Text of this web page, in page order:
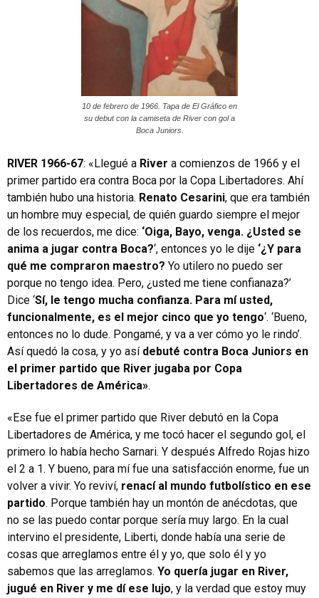
10 de febrero de 1966. Tapa de El Gráfico en
su debut con la camiseta de River con gol a
Boca Juniors.
RIVER 1966-67: «Llegué a River a comienzos de 1966 y el
primer partido era contra Boca por la Copa Libertadores. Ahí
también hubo una historia. Renato Cesarini, que era también
un hombre muy especial, de quién guardo siempre el mejor
de los recuerdos, me dice: ‘Oiga, Bayo, venga. ¿Usted se
anima a jugar contra Boca?‘, entonces yo le dije ‘¿Y para
qué me compraron maestro? Yo utilero no puedo ser
porque no tengo idea. Pero, ¿usted me tiene confianaza?’
Dice ‘Sí, le tengo mucha confianza. Para mí usted,
funcionalmente, es el mejor cinco que yo tengo‘. ‘Bueno,
entonces no lo dude. Pongamé, y va a ver cómo yo le rindo’.
Así quedó la cosa, y yo así debuté contra Boca Juniors en
el primer partido que River jugaba por Copa
Libertadores de América».
«Ese fue el primer partido que River debutó en la Copa
Libertadores de América, y me tocó hacer el segundo gol, el
primero lo había hecho Sarnari. Y después Alfredo Rojas hizo
el 2 a 1. Y bueno, para mí fue una satisfacción enorme, fue un
volver a vivir. Yo reviví, renací al mundo futbolístico en ese
partido. Porque también hay un montón de anécdotas, que
no se las puedo contar porque sería muy largo. En la cual
intervino el presidente, Liberti, donde había una serie de
cosas que arreglamos entre él y yo, que solo él y yo
sabemos que las arreglamos. Yo quería jugar en River,
jugué en River y me dí ese lujo, y la verdad que estoy muy